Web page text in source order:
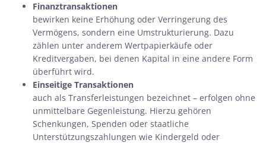
Finanztransaktionen
bewirken keine Erhöhung oder Verringerung des
Vermögens, sondern eine Umstrukturierung. Dazu
zählen unter anderem Wertpapierkäufe oder
Kreditvergaben, bei denen Kapital in eine andere Form
überführt wird.
Einseitige Transaktionen
auch als Transferleistungen bezeichnet – erfolgen ohne
unmittelbare Gegenleistung. Hierzu gehören
Schenkungen, Spenden oder staatliche
Unterstützungszahlungen wie Kindergeld oder